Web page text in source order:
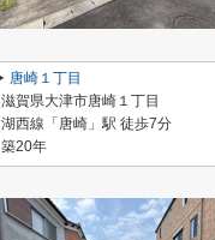
唐崎１丁目
滋賀県大津市唐崎１丁目
湖西線「唐崎」駅 徒歩7分
築20年